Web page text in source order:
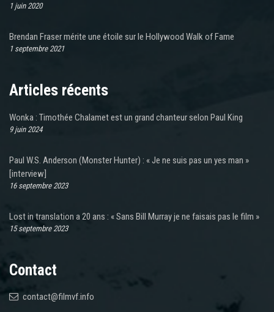
1 juin 2020
Brendan Fraser mérite une étoile sur le Hollywood Walk of Fame
1 septembre 2021
Articles récents
Wonka : Timothée Chalamet est un grand chanteur selon Paul King
9 juin 2024
Paul W.S. Anderson (Monster Hunter) : « Je ne suis pas un yes man »
[interview]
16 septembre 2023
Lost in translation a 20 ans : « Sans Bill Murray je ne faisais pas le film »
15 septembre 2023
Contact
contact@filmvf.info